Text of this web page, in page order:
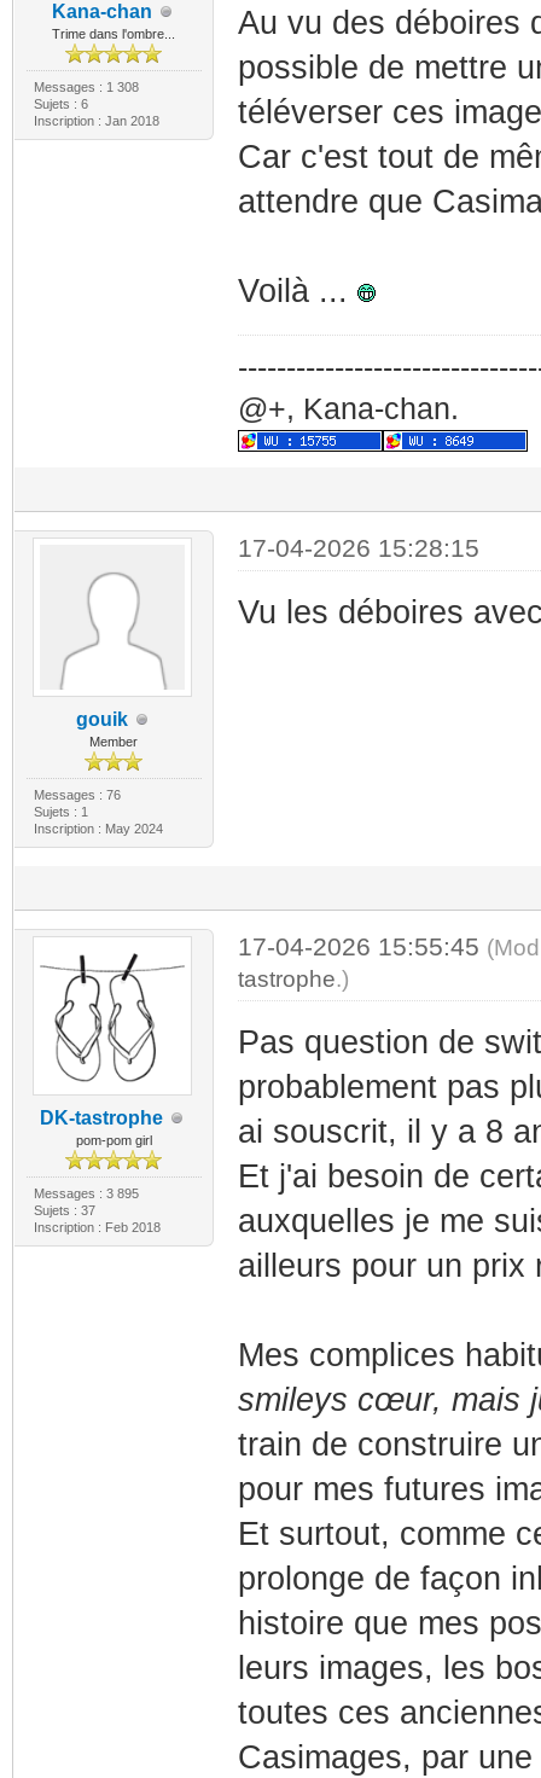
Kana-chan
Trime dans l'ombre...
Messages : 1 308
Sujets : 6
Inscription : Jan 2018
Au vu des déboires
possible de mettre
téléverser ces
Car c'est tout de
attendre que
Voilà ...
@+, Kana-chan.
gouik
Member
Messages : 76
Sujets : 1
Inscription : May 2024
17-04-2026 15:28:15
Vu les déboires
DK-tastrophe
pom-pom girl
Messages : 3 895
Sujets : 37
Inscription : Feb 2018
17-04-2026 15:55:45
tastrophe.)
Pas question de
probablement pas
ai souscrit, il y a 8
Et j'ai besoin de
auxquelles je me
ailleurs pour un prix
Mes complices
smileys cœur, mais
train de construire
pour mes futures
Et surtout, comme
prolonge de façon
histoire que mes
leurs images, les
toutes ces
Casimages, par